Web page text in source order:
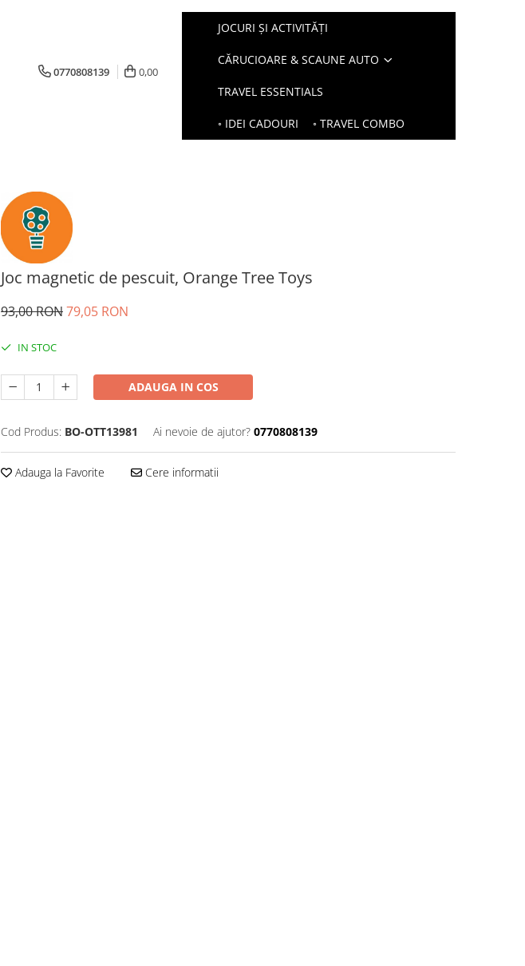
0770808139 0,00
JOCURI ȘI ACTIVITĂȚI
CĂRUCIOARE & SCAUNE AUTO
TRAVEL ESSENTIALS
◦ IDEI CADOURI ◦ TRAVEL COMBO
Joc magnetic de pescuit, Orange Tree Toys
93,00 RON79,05 RON
IN STOC
ADAUGA IN COS
Cod Produs: BO-OTT13981 Ai nevoie de ajutor? 0770808139
Adauga la Favorite Cere informatii